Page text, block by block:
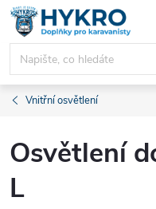
Přejít
obsah
Vnitřní osvětlení
Osvětlení
L